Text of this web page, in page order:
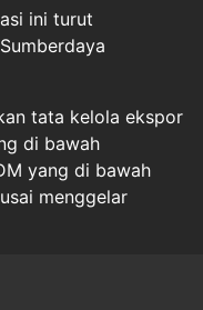
ini turut
tata kelola ekspor
di bawah
yang di bawah
menggelar